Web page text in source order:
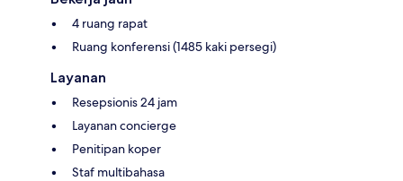
4 ruang rapat
Ruang konferensi (1485 kaki persegi)
Layanan
Resepsionis 24 jam
Layanan concierge
Penitipan koper
Staf multibahasa